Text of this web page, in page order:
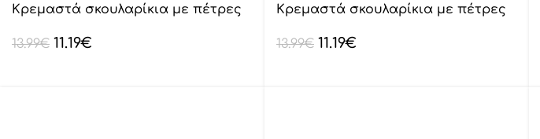
Κρεμαστά σκουλαρίκια με πέτρες
13.99€ 11.19€
Κρεμαστά σκουλαρίκια με πέτρες
13.99€ 11.19€